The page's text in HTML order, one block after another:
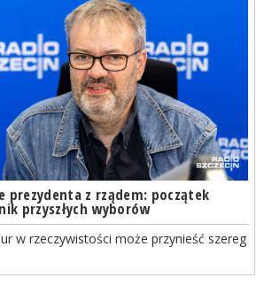
prezydenta z rządem: początek
przyszłych wyborów
w rzeczywistości może przynieść szereg